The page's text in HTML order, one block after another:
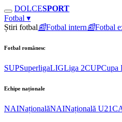
DOLCESPORT
Fotbal ▾
Știri fotbal📰Fotbal intern📰Fotbal
Fotbal românesc
SUPSuperligaLIGLiga 2CUPCupa
Echipe naționale
NAINaționalăNAINațională U21